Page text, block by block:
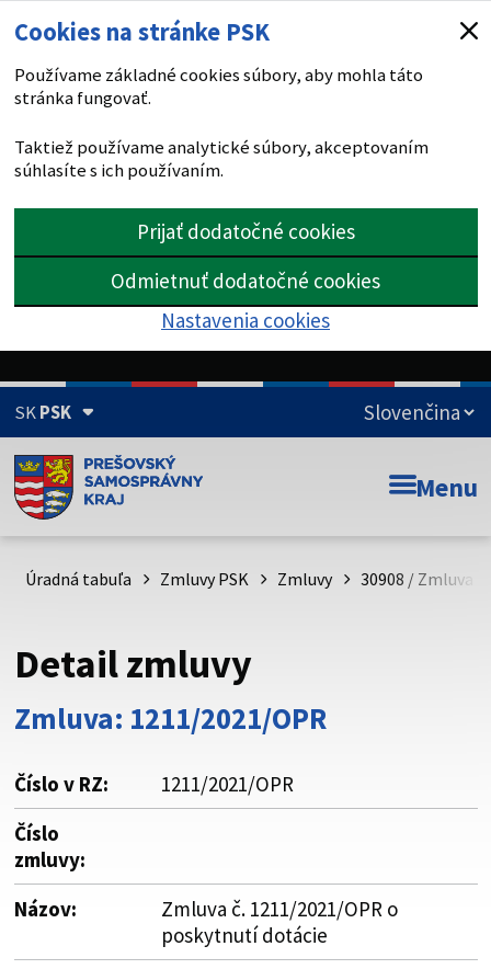
Cookies na stránke PSK
Používame základné cookies súbory, aby mohla táto
stránka fungovať.
Taktiež používame analytické súbory, akceptovaním
súhlasíte s ich používaním.
Prijať dodatočné cookies
Odmietnuť dodatočné cookies
Nastavenia cookies
SKPSK
Doména psk.sk je oficiálna
Toto je oficiálna webová stránka Prešovského
psk.sk.
Buďte pozorní a vždy sa uistite, že zdieľate informácie iba
cez zabezpečenú webovú stránku. Zabezpečená stránka
vždy začína https:// pred názvom domény webového sídla.
Menu
Úradná tabuľa Zmluvy PSK Zmluvy 30908 / Zmluva
Detail zmluvy
Zmluva: 1211/2021/OPR
Číslo v RZ:
1211/2021/OPR
Číslo
zmluvy:
Názov:
Zmluva č. 1211/2021/OPR o
poskytnutí dotácie